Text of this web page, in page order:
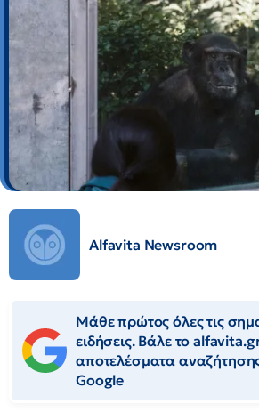
Alfavita Newsroom
Μάθε πρώτος όλες τις
ειδήσεις. Βάλε το
αποτελέσματα
Google